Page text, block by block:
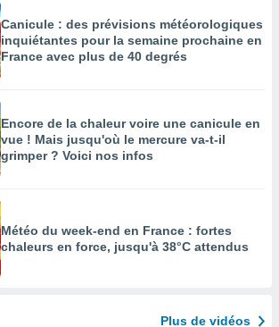
Canicule : des prévisions météorologiques
inquiétantes pour la semaine prochaine en
France avec plus de 40 degrés
Encore de la chaleur voire une canicule en
vue ! Mais jusqu'où le mercure va-t-il
grimper ? Voici nos infos
Météo du week-end en France : fortes
chaleurs en force, jusqu'à 38°C attendus
Plus de vidéos